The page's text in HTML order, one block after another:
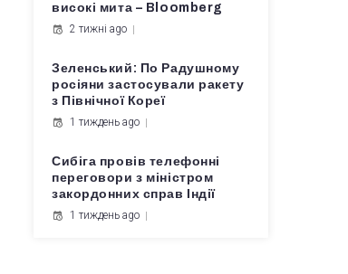
високі мита – Bloomberg
2 тижні ago
Зеленський: По Радушному
росіяни застосували ракету
з Північної Кореї
1 тиждень ago
Сибіга провів телефонні
переговори з міністром
закордонних справ Індії
1 тиждень ago